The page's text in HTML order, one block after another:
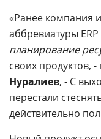
«Ранее компания
аббревиатуры ERP
планирование
своих продуктов, -
Нуралиев, - С
перестали
действительно